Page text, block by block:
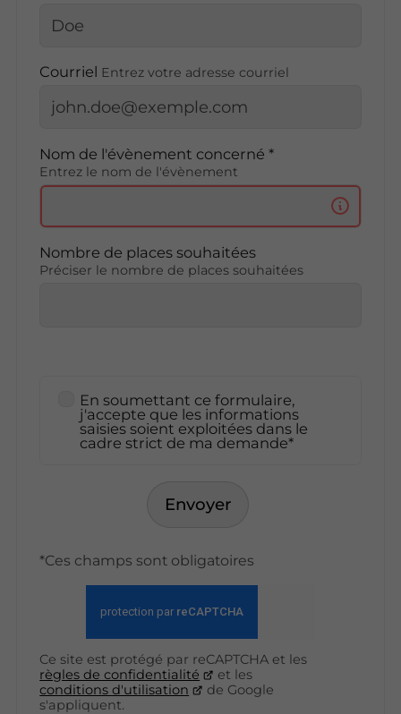
Courriel Entrez votre adresse courriel
Nom de l'évènement concerné *
Entrez le nom de l'évènement
Nombre de places souhaitées
Préciser le nombre de places souhaitées
En soumettant ce formulaire,
j'accepte que les informations
saisies soient exploitées dans le
cadre strict de ma demande*
Envoyer
*Ces champs sont obligatoires
Ce site est protégé par reCAPTCHA et les
règles de confidentialité
et les
conditions d'utilisation
de Google
s'appliquent.